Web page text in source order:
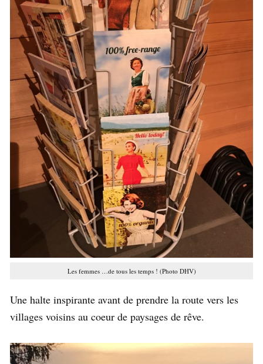
Les femmes …de tous les temps ! (Photo DHV)
Une halte inspirante avant de prendre la route vers les
villages voisins au coeur de paysages de rêve.